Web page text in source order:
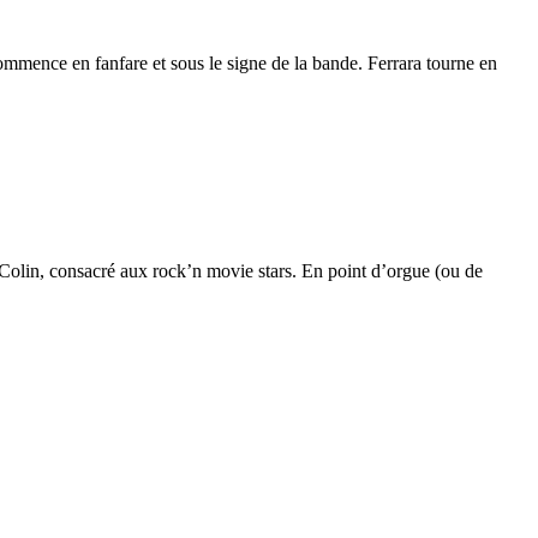
en fanfare et sous le signe de la bande. Ferrara tourne en
consacré aux rock’n movie stars. En point d’orgue (ou de